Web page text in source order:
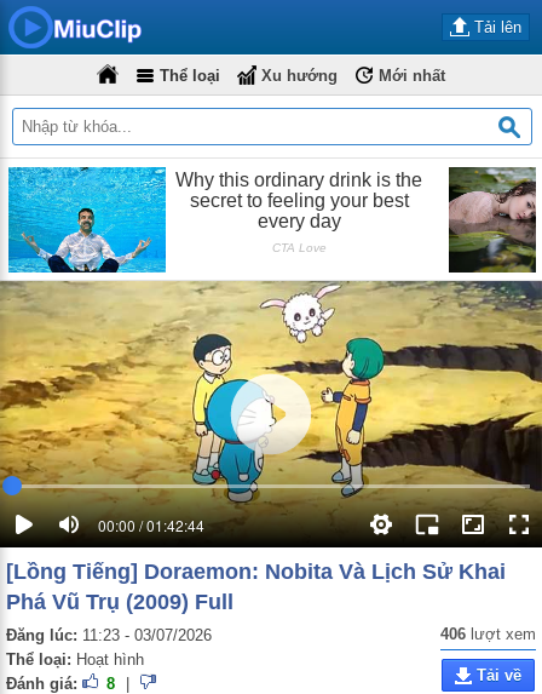
Tải lên
Thể loại Xu hướng Mới nhất
00:00 / 01:42:44
[Lồng Tiếng] Doraemon: Nobita Và Lịch Sử Khai
Phá Vũ Trụ (2009) Full
Đăng lúc: 11:23 - 03/07/2026
Thể loại: Hoạt hình
Đánh giá:
8
406 lượt xem
Tải về